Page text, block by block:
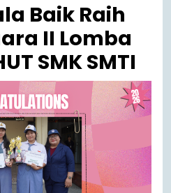
Baik Raih
II Lomba
SMK SMTI